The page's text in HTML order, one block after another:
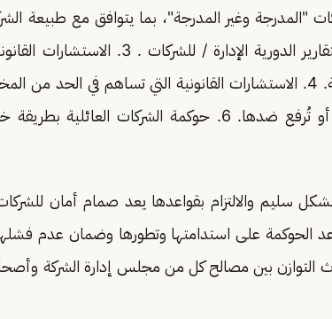
"المدرجة وغير المدرجة"، بما يتوافق مع طبيعة
المعتمدة في المملكة. 2. التقارير الدورية
في كافة القضايا التي ترفعها أو تُرفع ضدها. 6. حوكمة
سليم والالتزام بقواعدها يعد صمام أمان
الحوكمة على استدامتها وتطورها وضمان عدم
التوازن بين مصالح كل من مجلس إدارة الشركة